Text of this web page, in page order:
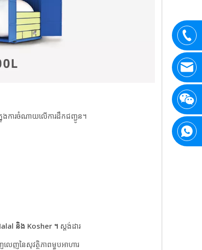
ងការចំណាយលើការដឹកជញ្ជូន។
និង Kosher ។ ស្តង់ដារ
ញនៃសុវត្ថិភាពម្ហូបអាហារ